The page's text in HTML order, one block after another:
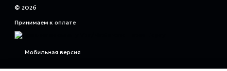
© 2026
Принимаем к оплате
Мобильная версия